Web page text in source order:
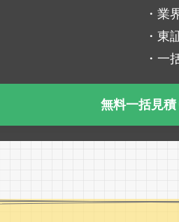
・業
・東
・一
無料一括見積